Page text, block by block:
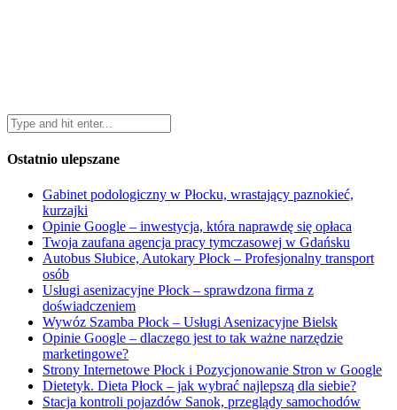
Ostatnio ulepszane
Gabinet podologiczny w Płocku, wrastający paznokieć,
kurzajki
Opinie Google – inwestycja, która naprawdę się opłaca
Twoja zaufana agencja pracy tymczasowej w Gdańsku
Autobus Słubice, Autokary Płock – Profesjonalny transport
osób
Usługi asenizacyjne Płock – sprawdzona firma z
doświadczeniem
Wywóz Szamba Płock – Usługi Asenizacyjne Bielsk
Opinie Google – dlaczego jest to tak ważne narzędzie
marketingowe?
Strony Internetowe Płock i Pozycjonowanie Stron w Google
Dietetyk. Dieta Płock – jak wybrać najlepszą dla siebie?
Stacja kontroli pojazdów Sanok, przeglądy samochodów